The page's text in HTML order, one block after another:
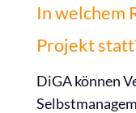
In welchem
Projekt
DiGA können